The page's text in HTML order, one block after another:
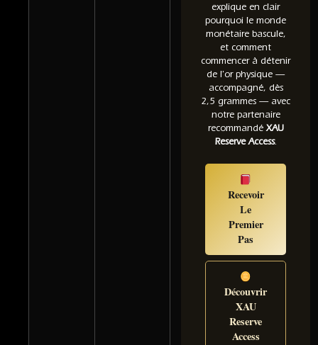
explique en clair
pourquoi le monde
monétaire bascule,
et comment
commencer à détenir
de l'or physique —
accompagné, dès
2,5 grammes — avec
notre partenaire
recommandéXAU
Reserve Access.
Recevoir
Le
Premier
Pas
Découvrir
XAU
Reserve
Access